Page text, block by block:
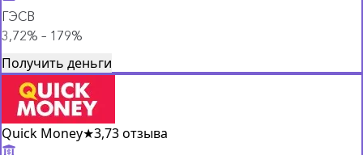
ГЭСВ
3,72% – 179%
Получить деньги
Quick Money★3,73 отзыва